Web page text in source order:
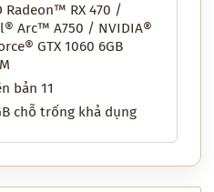
Radeon™ RX 470 /
Arc™ A750 / NVIDIA®
GTX 1060 6GB
bản 11
chỗ trống khả dụng